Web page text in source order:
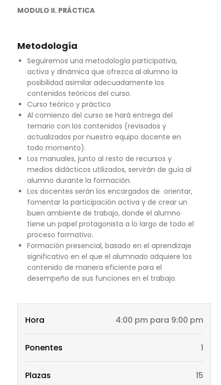
MODULO II. PRÁCTICA
Metodología
Seguiremos una metodología participativa,
activa y dinámica que ofrezca al alumno la
posibilidad asimilar adecuadamente los
contenidos teóricos del curso.
Curso teórico y práctico
Al comienzo del curso se hará entrega del
temario con los contenidos (revisados y
actualizados por nuestro equipo docente en
todo momento).
Los manuales, junto al resto de recursos y
medios didácticos utilizados, servirán de guía al
alumno durante la formación.
Los docentes serán los encargados de orientar,
fomentar la participación activa y de crear un
buen ambiente de trabajo, donde el alumno
tiene un papel protagonista a lo largo de todo el
proceso formativo.
Formación presencial, basado en el aprendizaje
significativo en el que el alumnado adquiere los
contenido de manera eficiente para el
desempeño de sus funciones en el trabajo.
Hora 4:00 pm para 9:00 pm
Ponentes 1
Plazas 15